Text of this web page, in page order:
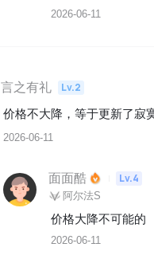
2026-06-11
言之有礼
Lv.2
价格不大降，等于更新了寂
2026-06-11
面面酷 Lv.4
阿尔法S
价格大降不可能的
2026-06-11